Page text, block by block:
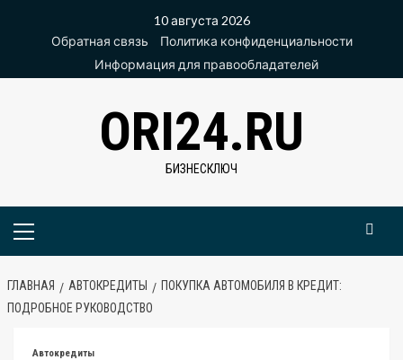
содержимому
10 августа 2026
Обратная связь
Политика конфиденциальности
Информация для правообладателей
ORI24.RU
БИЗНЕСКЛЮЧ
Основное
ГЛАВНАЯ АВТОКРЕДИТЫ
ПОКУПКА АВТОМОБИЛЯ В КРЕДИТ:
ПОДРОБНОЕ РУКОВОДСТВО
Автокредиты